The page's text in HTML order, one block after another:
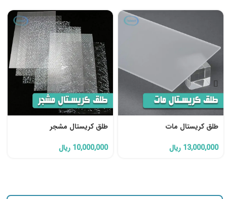
طلق کریستال مات
13,000,000 ریال
طلق کریستال مشجر
10,000,000 ریال